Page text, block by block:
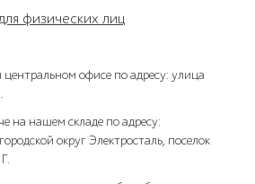
физических лиц
офисе по адресу: улица
на нашем складе по адресу:
округ Электросталь, поселок